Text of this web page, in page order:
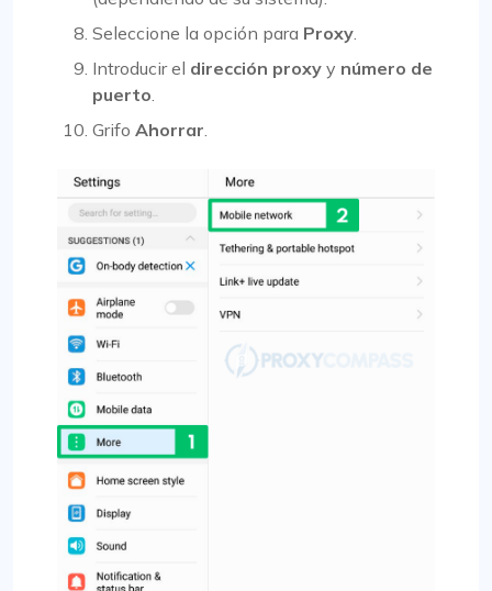
Seleccione la opción para Proxy
Introducir el dirección proxy y número de
puerto
Grifo Ahorrar